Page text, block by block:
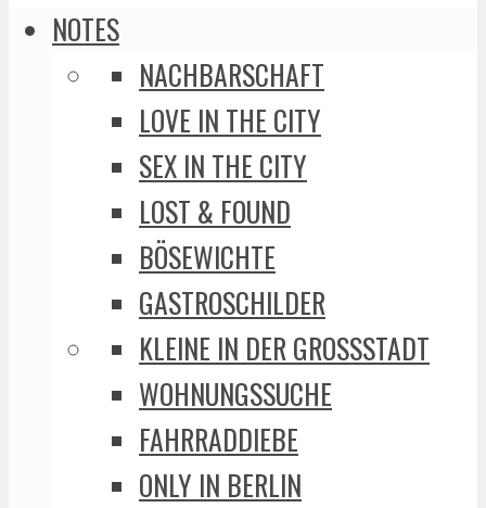
NOTES
NACHBARSCHAFT
LOVE IN THE CITY
SEX IN THE CITY
LOST & FOUND
BÖSEWICHTE
GASTROSCHILDER
KLEINE IN DER GROSSSTADT
WOHNUNGSSUCHE
FAHRRADDIEBE
ONLY IN BERLIN